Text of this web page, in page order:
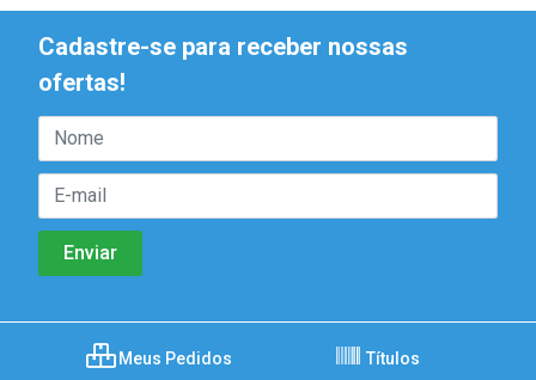
Cadastre-se para receber nossas
ofertas!
Meus Pedidos Títulos